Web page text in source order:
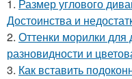
1. Размер углового
Достоинства и
2. Оттенки морилки
разновидности и
3. Как вставить